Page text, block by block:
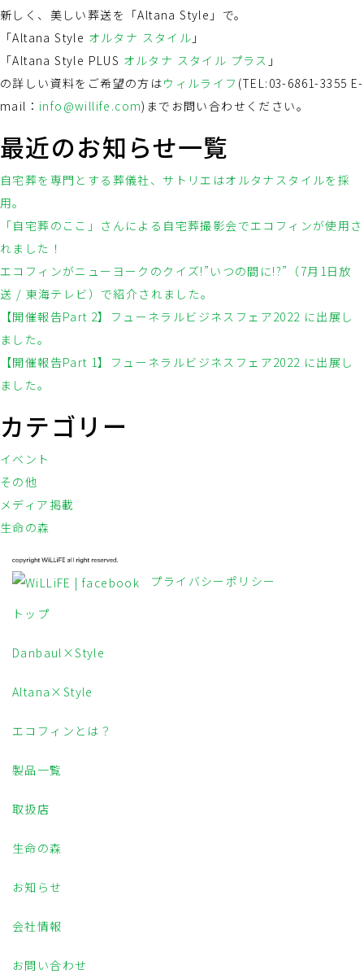
新しく、美しい葬送を「Altana Style」で。
「Altana Style オルタナ スタイル 」
「Altana Style PLUS オルタナ スタイル プラス 」
の詳しい資料をご希望の方はウィルライフ (TEL:03-6861-3355 E-
mail： info@willife.com)までお問い合わせください。
最近のお知らせ一覧
自宅葬を専門とする葬儀社、サトリエはオルタナスタイルを採
用。
「自宅葬のここ」さんによる自宅葬撮影会でエコフィンが使用さ
れました！
エコフィンがニューヨークのクイズ!”いつの間に!?”（7月1日放
送 / 東海テレビ）で紹介されました。
【開催報告Part 2】フューネラルビジネスフェア2022 に出展し
ました。
【開催報告Part 1】フューネラルビジネスフェア2022 に出展し
ました。
カテゴリー
イベント
その他
メディア掲載
生命の森
プライバシーポリシー
トップ
Danbaul×Style
Altana×Style
エコフィンとは？
製品一覧
取扱店
生命の森
お知らせ
会社情報
お問い合わせ